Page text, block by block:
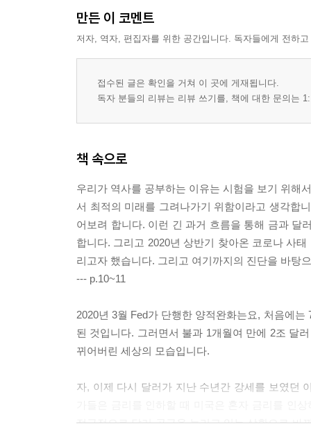
만든 이 코멘트
저자, 역자, 편집자를 위한 공간입니다. 독자들에게 전하
접수된 글은 확인을 거쳐 이 곳에 게재됩니다.
독자 분들의 리뷰는 리뷰 쓰기를, 책에 대한 문의는
책 속으로
우리가 역사를 공부하는 이유는 시험을 보기 위해
서 최적의 미래를 그려나가기 위함이라고 생각합
어보려 합니다. 이런 긴 과거 흐름을 통해 금과 달
합니다. 그리고 2020년 상반기 찾아온 코로나 사
리고자 했습니다. 그리고 여기까지의 진단을 바탕
--- p.10~11
2020년 3월 Fed가 단행한 양적완화는요, 처음에
된 것입니다. 그러면서 불과 1개월여 만에 2조 달
뀌어버린 세상의 모습입니다.
자, 이제 다시 달러가 지난 수년간 강세를 보였던
적극적으로 달러 공급을 늘리고 있는 상황으로 바